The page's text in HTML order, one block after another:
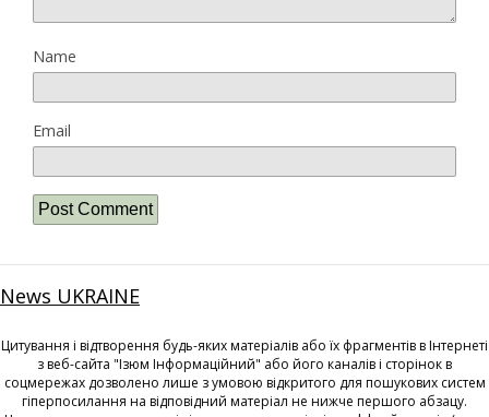
Name
Email
News UKRAINE
Цитування і відтворення будь-яких матеріалів або їх фрагментів в Інтернеті
з веб-сайта "Ізюм Інформаційний" або його каналів і сторінок в
соцмережах дозволено лише з умовою відкритого для пошукових систем
гіперпосилання на відповідний матеріал не нижче першого абзацу.